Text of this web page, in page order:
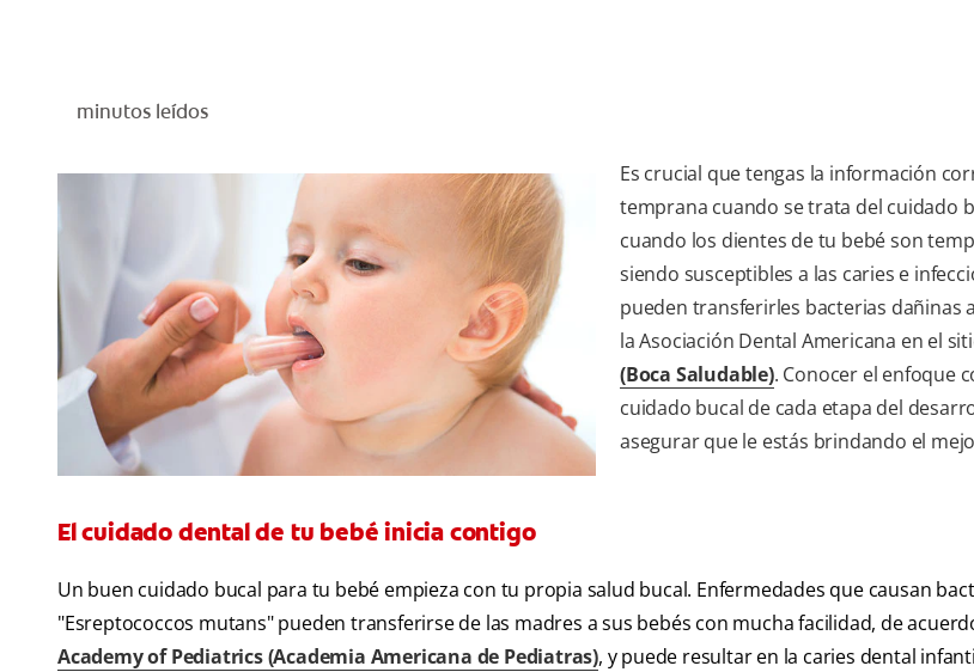
minutos leídos
Es crucial que tengas la información
temprana cuando se trata del cuidado
cuando los dientes de tu bebé son
siendo susceptibles a las caries e
pueden transferirles bacterias dañinas
la Asociación Dental Americana en el
(Boca Saludable). Conocer el enfoque
cuidado bucal de cada etapa del
asegurar que le estás brindando el
El cuidado dental de tu bebé inicia contigo
Un buen cuidado bucal para tu bebé empieza con tu propia salud bucal. Enfermedades que causan
"Esreptococcos mutans" pueden transferirse de las madres a sus bebés con mucha facilidad, de
Academy of Pediatrics (Academia Americana de Pediatras), y puede resultar en la caries dental